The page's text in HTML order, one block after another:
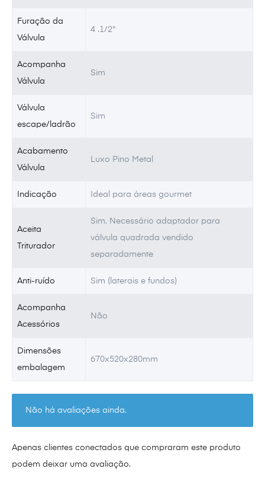
Furação da
Válvula
4 .1/2"
Acompanha
Válvula
Sim
Válvula
escape/ladrão
Sim
Acabamento
Válvula
Luxo Pino Metal
Indicação Ideal para áreas gourmet
Aceita
Triturador
Sim. Necessário adaptador para
válvula quadrada vendido
separadamente
Anti-ruído Sim (laterais e fundos)
Acompanha
Acessórios
Não
Dimensões
embalagem
670x520x280mm
Não há avaliações ainda.
Apenas clientes conectados que compraram este produto
podem deixar uma avaliação.